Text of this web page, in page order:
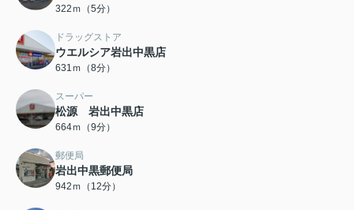
322ｍ（5分）
ドラッグストア
ウエルシア岩出中黒店
631ｍ（8分）
スーパー
松源 岩出中黒店
664ｍ（9分）
郵便局
岩出中黒郵便局
942ｍ（12分）